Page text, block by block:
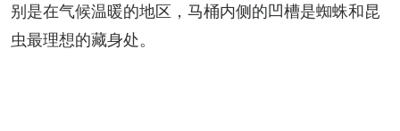
别是在气候温暖的地区，马桶内侧的凹槽是蜘蛛和昆
虫最理想的藏身处。